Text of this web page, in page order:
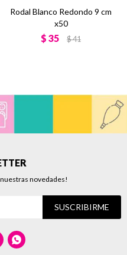
Rodal Blanco Redondo 9 cm
x50
$ 35 $41
novedades!
SUSCRIBIRME
